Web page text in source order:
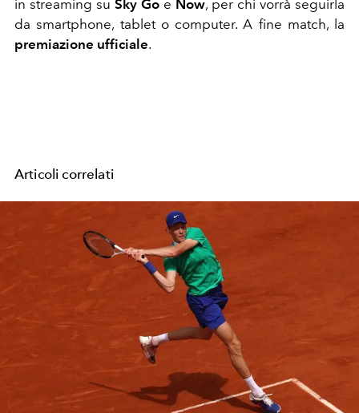
in streaming su Sky Go e Now, per chi vorrà seguirla
da smartphone, tablet o computer. A fine match, la
premiazione ufficiale.
Articoli correlati